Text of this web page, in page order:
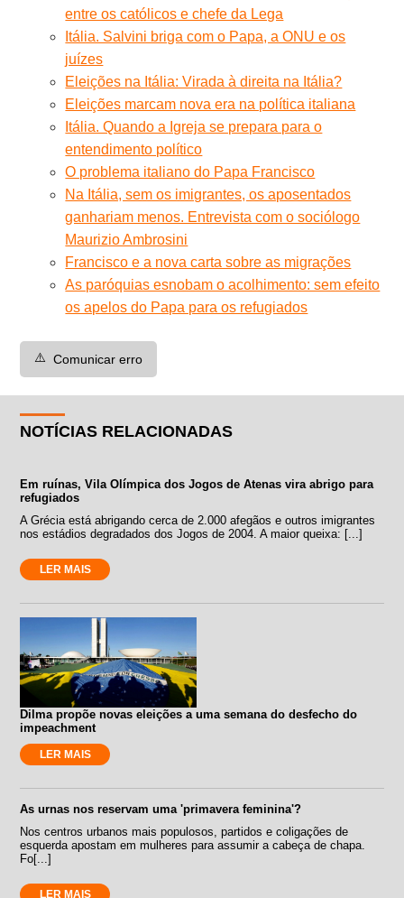
entre os católicos e chefe da Lega
Itália. Salvini briga com o Papa, a ONU e os
juízes
Eleições na Itália: Virada à direita na Itália?
Eleições marcam nova era na política italiana
Itália. Quando a Igreja se prepara para o
entendimento político
O problema italiano do Papa Francisco
Na Itália, sem os imigrantes, os aposentados
ganhariam menos. Entrevista com o sociólogo
Maurizio Ambrosini
Francisco e a nova carta sobre as migrações
As paróquias esnobam o acolhimento: sem efeito
os apelos do Papa para os refugiados
⚠️ Comunicar erro
NOTÍCIAS RELACIONADAS
Em ruínas, Vila Olímpica dos Jogos de Atenas vira abrigo para
refugiados
A Grécia está abrigando cerca de 2.000 afegãos e outros imigrantes
nos estádios degradados dos Jogos de 2004. A maior queixa: [...]
LER MAIS
Dilma propõe novas eleições a uma semana do desfecho do
impeachment
LER MAIS
As urnas nos reservam uma 'primavera feminina'?
Nos centros urbanos mais populosos, partidos e coligações de
esquerda apostam em mulheres para assumir a cabeça de chapa.
Fo[...]
LER MAIS